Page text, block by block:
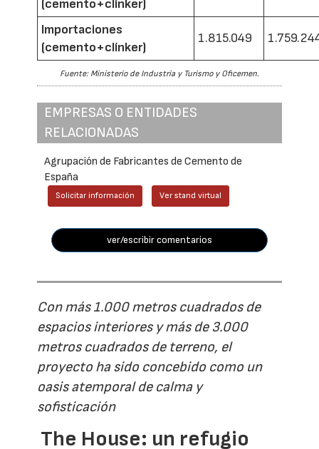
(cemento+clínker)
Importaciones
(cemento+clínker)
1.815.049
Fuente: Ministerio de Industria y Turismo y Oficemen.
EMPRESAS O ENTIDADES
RELACIONADAS
Agrupación de Fabricantes de Cemento de
España
Solicitar información Ver stand virtual
ver/escribir comentarios
Con más 1.000 metros cuadrados de
espacios interiores y más de 3.000
metros cuadrados de terreno, el
proyecto ha sido concebido como un
oasis atemporal de calma y
sofisticación
The House: un refugio